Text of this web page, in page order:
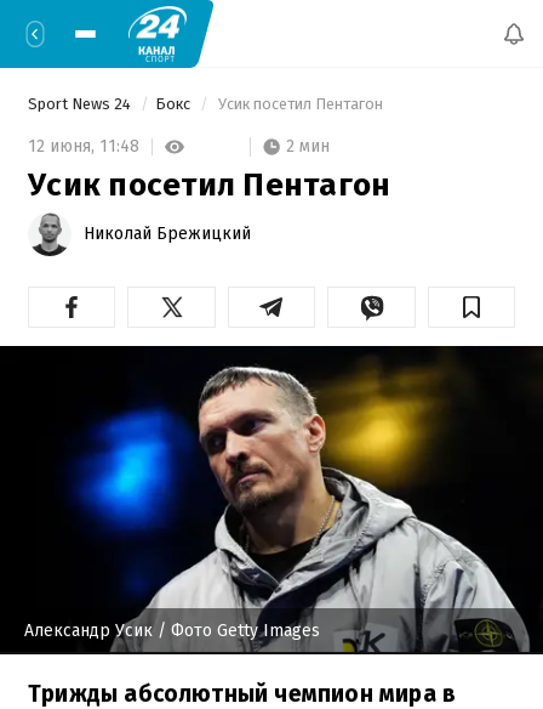
Sport News 24 Бокс Усик посетил Пентагон
12 июня, 11:48 2 мин
Усик посетил Пентагон
Николай Брежицкий
Александр Усик/ Фото Getty Images
Трижды абсолютный чемпион мира в